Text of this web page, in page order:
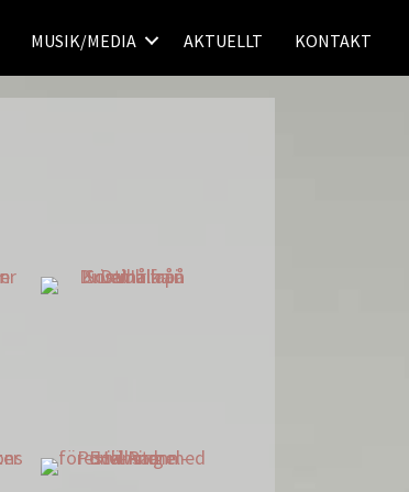
MUSIK/MEDIA AKTUELLT KONTAKT